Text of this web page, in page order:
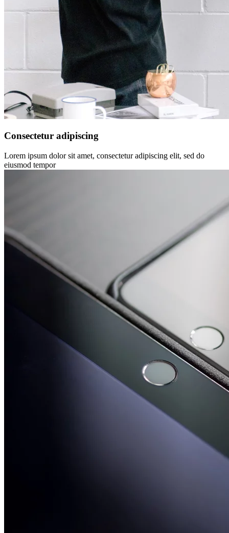
Consectetur adipiscing
Lorem ipsum dolor sit amet, consectetur adipiscing elit, sed do
eiusmod tempor